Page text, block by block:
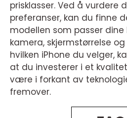
prisklasser. Ved å vurdere
preferanser, kan du finne
modellen som passer dine
kamera, skjermstørrelse
hvilken iPhone du velger,
at du investerer i et
være i forkant av
fremover.